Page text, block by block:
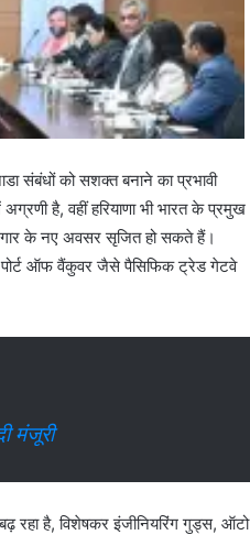
संबंधों को सशक्त बनाने का प्रभावी
है, वहीं हरियाणा भी भारत के प्रमुख
के नए अवसर सृजित हो सकते हैं।
पोर्ट ऑफ वैंकुवर जैसे पैसिफिक ट्रेड गेटवे
मंजूरी
रहा है, विशेषकर इंजीनियरिंग गुड्स, ऑटो